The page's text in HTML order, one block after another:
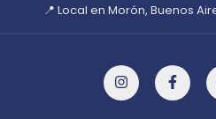
📍 Local en Morón, Buenos